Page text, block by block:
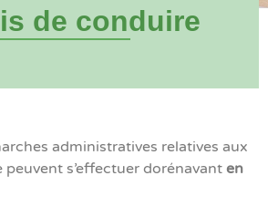
de conduire
administratives relatives aux
s’effectuer dorénavanten